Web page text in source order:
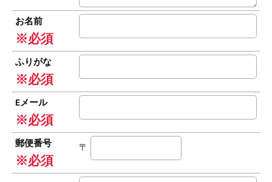
お名前
※必須
ふりがな
※必須
Eメール
※必須
郵便番号
※必須
〒